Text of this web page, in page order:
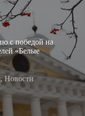
с победой на
«Белые
,Новости